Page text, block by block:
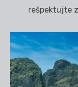
rešpektujte